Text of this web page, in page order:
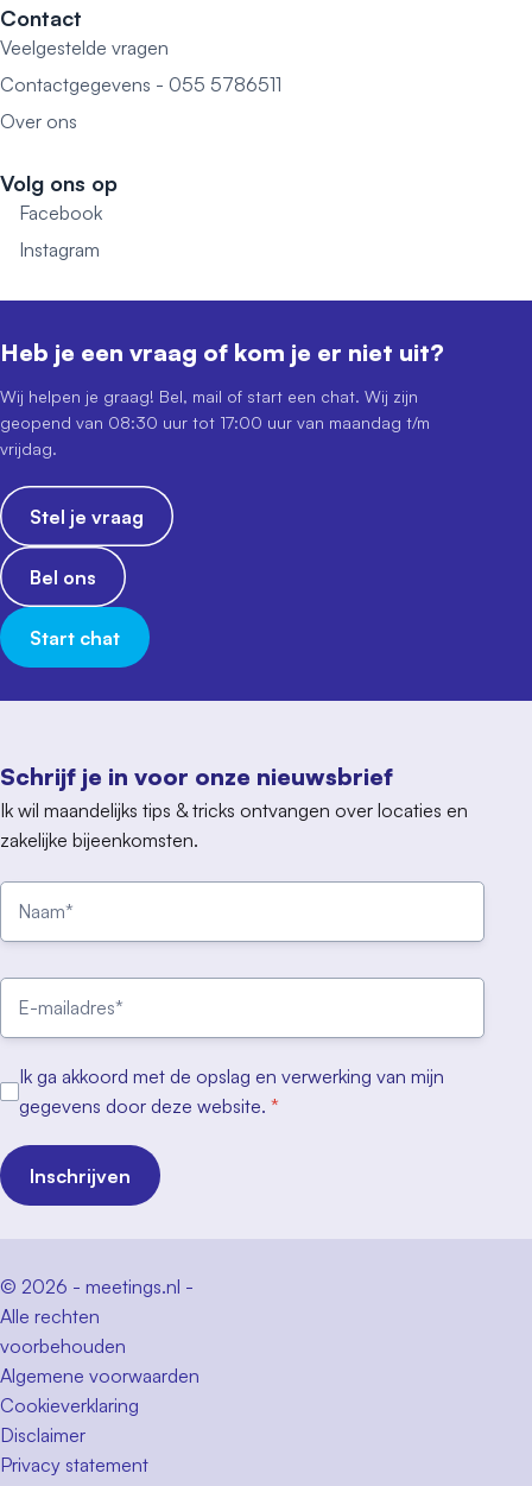
Contact
Veelgestelde vragen
Contactgegevens - 055 5786511
Over ons
Volg ons op
Facebook
Instagram
Schrijf je in voor onze nieuwsbrief
Ik wil maandelijks tips & tricks ontvangen over locaties en
zakelijke bijeenkomsten.
Ik ga akkoord met de opslag en verwerking van mijn
gegevens door deze website. *
Inschrijven
Heb je een vraag of kom je er niet uit?
Wij helpen je graag! Bel, mail of start een chat. Wij zijn
geopend van 08:30 uur tot 17:00 uur van maandag t/m
vrijdag.
Stel je vraag
Bel ons
Start chat
© 2026 - meetings.nl -
Alle rechten
voorbehouden
Algemene voorwaarden
Cookieverklaring
Disclaimer
Privacy statement